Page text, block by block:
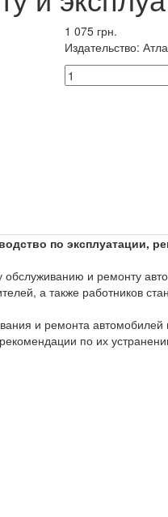
1 075 грн.
Издательство:
по эксплуатации,
и ремонту
а также работников
и ремонта
по их